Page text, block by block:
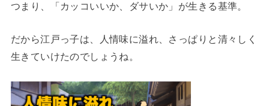
つまり、「カッコいいか、ダサいか」が生きる基準。
だから江戸っ子は、人情味に溢れ、さっぱりと清々しく
生きていけたのでしょうね。